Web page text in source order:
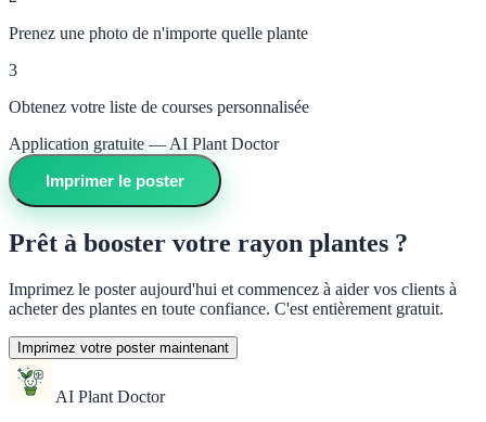
Prenez une photo de n'importe quelle plante
3
Obtenez votre liste de courses personnalisée
Application gratuite — AI Plant Doctor
Imprimer le poster
Prêt à booster votre rayon plantes ?
Imprimez le poster aujourd'hui et commencez à aider vos clients à
acheter des plantes en toute confiance. C'est entièrement gratuit.
Imprimez votre poster maintenant
AI Plant Doctor